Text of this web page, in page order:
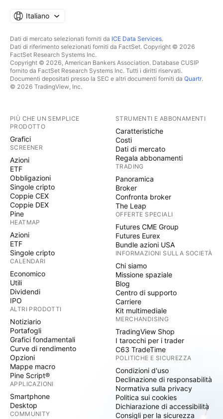
Italiano
Dati di mercato selezionati forniti da ICE Data Services.
Dati di riferimento selezionati forniti da FactSet. Copyright © 2026
FactSet Research Systems Inc.
Copyright © 2026, American Bankers Association. Database CUSIP
fornito da FactSet Research Systems Inc. Tutti i diritti riservati.
Documenti depositati presso la SEC e altri documenti forniti da Quartr.
© 2026 TradingView, Inc.
PIÙ CHE UN SEMPLICE
PRODOTTO
Grafici
SCREENER
Azioni
ETF
Obbligazioni
Singole cripto
Coppie CEX
Coppie DEX
Pine
HEATMAP
Azioni
ETF
Singole cripto
CALENDARI
Economico
Utili
Dividendi
IPO
ALTRI PRODOTTI
Notiziario
Portafogli
Grafici fondamentali
Curve di rendimento
Opzioni
Mappe macro
Pine Script®
APPLICAZIONI
Smartphone
Desktop
COMMUNITY
STRUMENTI E ABBONAMENTI
Caratteristiche
Costi
Dati di mercato
Regala abbonamenti
TRADING
Panoramica
Broker
Confronta broker
The Leap
OFFERTE SPECIALI
Futures CME Group
Futures Eurex
Bundle azioni USA
INFORMAZIONI SULLA SOCIETÀ
Chi siamo
Missione spaziale
Blog
Centro di supporto
Carriere
Kit multimediale
MERCHANDISING
TradingView Shop
I tarocchi per i trader
C63 TradeTime
POLITICHE E SICUREZZA
Condizioni d'uso
Declinazione di responsabilità
Normativa sulla privacy
Politica sui cookies
Dichiarazione di accessibilità
Consigli per la sicurezza